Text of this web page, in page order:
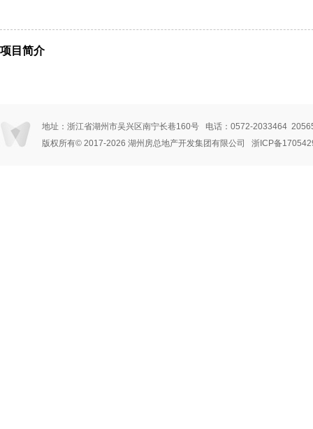
项目简介
地址：浙江省湖州市吴兴区南宁长巷160号 电话：0572-2033464
版权所有© 2017-2026 湖州房总地产开发集团有限公司 浙ICP备